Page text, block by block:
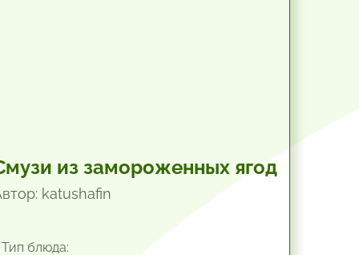
из замороженных ягод
katushafin
блюда: